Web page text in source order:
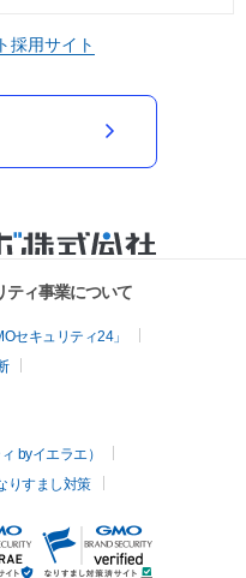
採用サイト
ティ事業について
セキュリティ24」
byイエラエ）
りすまし対策